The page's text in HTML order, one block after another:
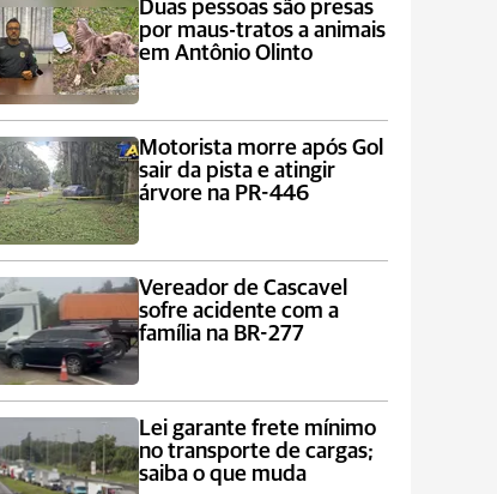
Duas pessoas são presas
por maus-tratos a animais
em Antônio Olinto
Motorista morre após Gol
sair da pista e atingir
árvore na PR-446
Vereador de Cascavel
sofre acidente com a
família na BR-277
Lei garante frete mínimo
no transporte de cargas;
saiba o que muda